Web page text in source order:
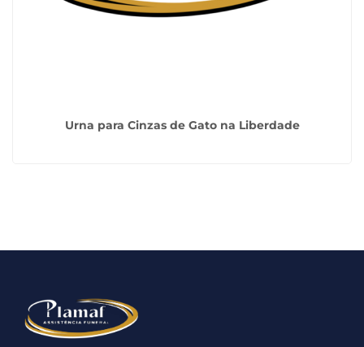
Urna para Cinzas de Gato na Liberdade